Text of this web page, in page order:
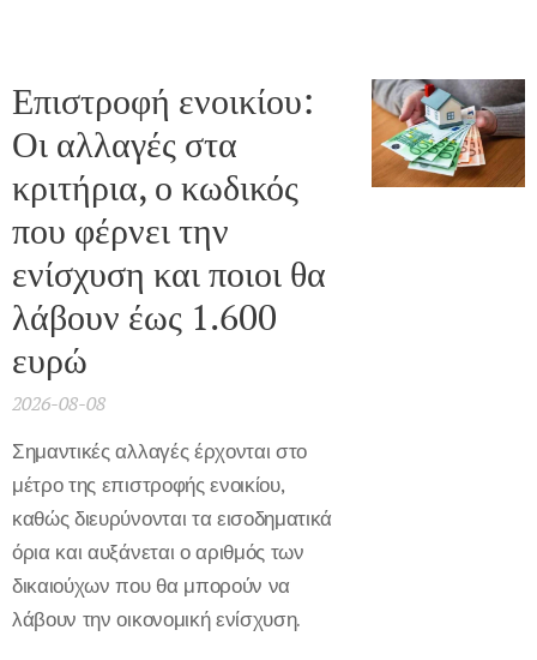
Επιστροφή ενοικίου:
Οι αλλαγές στα
κριτήρια, ο κωδικός
που φέρνει την
ενίσχυση και ποιοι θα
λάβουν έως 1.600
ευρώ
2026-08-08
Σημαντικές αλλαγές έρχονται στο
μέτρο της επιστροφής ενοικίου,
καθώς διευρύνονται τα εισοδηματικά
όρια και αυξάνεται ο αριθμός των
δικαιούχων που θα μπορούν να
λάβουν την οικονομική ενίσχυση.